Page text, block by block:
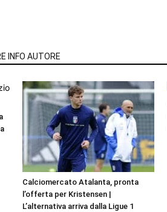
INFO AUTORE
Calciomercato Atalanta, pronta
l’offerta per Kristensen |
L’alternativa arriva dalla Ligue 1